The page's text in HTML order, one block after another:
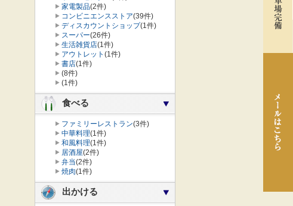
家電製品(2件)
コンビニエンスストア(39件)
ディスカウントショップ(1件)
スーパー(26件)
生活雑貨店(1件)
アウトレット (1件)
書店(1件)
(8件)
(1件)
食べる
ファミリーレストラン(3件)
中華料理(1件)
和風料理(1件)
居酒屋(2件)
弁当(2件)
焼肉(1件)
出かける